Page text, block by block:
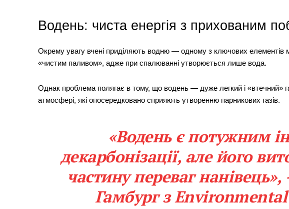
Водень: чиста енергія з прихованим
Окрему увагу вчені приділяють водню — одному з ключових елементів
«чистим паливом», адже при спалюванні утворюється лише вода.
Однак проблема полягає в тому, що водень — дуже легкий і «втечний»
атмосфері, які опосередковано сприяють утворенню парникових газів.
«Водень є потужним
декарбонізації, але його
частину переваг
Гамбург з